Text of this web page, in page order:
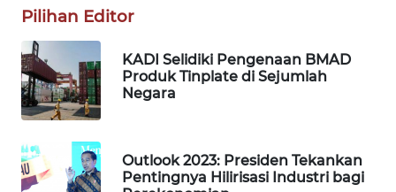
Pilihan Editor
KADI Selidiki Pengenaan BMAD
Produk Tinplate di Sejumlah
Negara
Outlook 2023: Presiden Tekankan
Pentingnya Hilirisasi Industri bagi
ADVOKAT
INFRASTRUKTUR
WAHANA
KONSUMEN
WAHANA